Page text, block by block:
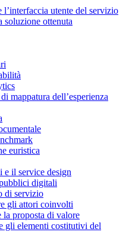
l’interfaccia utente del servizio
soluzione ottenuta
mappatura dell’esperienza
euristica
e il service design
digitali
di servizio
gli attori coinvolti
la proposta di valore
gli elementi costitutivi del